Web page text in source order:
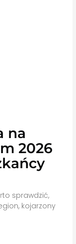
na
2026
sprawdzić,
kojarzony